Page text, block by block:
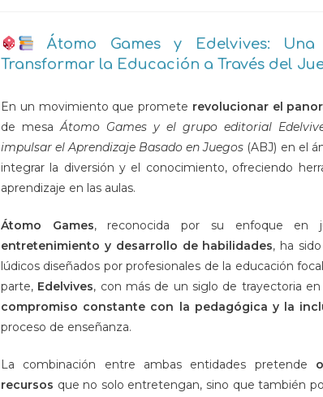
entrada:
entrada:
Átomo Games y Edelvives:
Transformar la Educación a Través del
En un movimiento que promete revolucionar el
de mesaÁtomo Games y el grupo editorial
impulsar el Aprendizaje Basado en Juegos (ABJ) en el
integrar la diversión y el conocimiento, ofreciendo
aprendizaje en las aulas.
Átomo Games, reconocida por su enfoque en
entretenimiento y desarrollo de habilidades, ha
lúdicos diseñados por profesionales de la educación
parte, Edelvives, con más de un siglo de trayectoria
compromiso constante con la pedagógica y la
proceso de enseñanza.
La combinación entre ambas entidades pretende
recursos que no solo entretengan, sino que también